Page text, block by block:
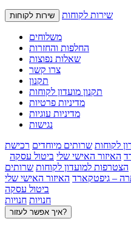
שירות לקוחות שירות לקוחות
משלוחים
החלפות והחזרות
שאלות נפוצות
צרו קשר
תקנון
תקנון מועדון לקוחות
מדיניות פרטיות
מדיניות עוגיות
נגישות
לקוחות שרותים מיוחדים רכישת
האיזור האישי שלי ביטול עסקה
הצטרפות למועדון לקוחות שרותים
– גיפטקארד האיזור האישי שלי
ביטול עסקה
חנויות חנויות
איך אפשר לעזור?